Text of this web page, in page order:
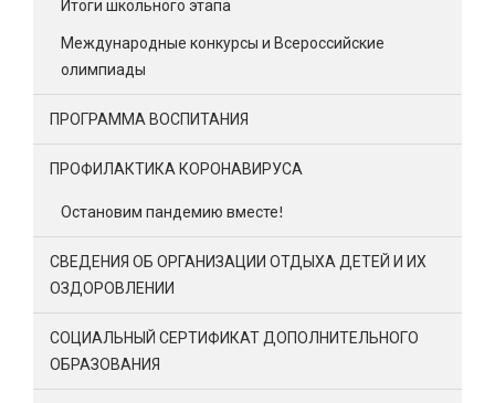
Итоги школьного этапа
Международные конкурсы и Всероссийские
олимпиады
ПРОГРАММА ВОСПИТАНИЯ
ПРОФИЛАКТИКА КОРОНАВИРУСА
Остановим пандемию вместе!
СВЕДЕНИЯ ОБ ОРГАНИЗАЦИИ ОТДЫХА ДЕТЕЙ И ИХ
ОЗДОРОВЛЕНИИ
СОЦИАЛЬНЫЙ СЕРТИФИКАТ ДОПОЛНИТЕЛЬНОГО
ОБРАЗОВАНИЯ